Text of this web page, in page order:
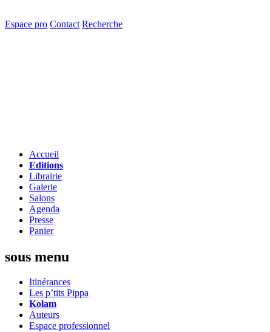
Espace pro Contact Recherche
Accueil
Editions
Librairie
Galerie
Salons
Agenda
Presse
Panier
sous menu
Itinérances
Les p’tits Pippa
Kolam
Auteurs
Espace professionnel